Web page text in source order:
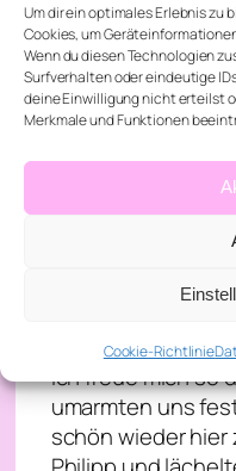
Um dir ein optimales Erlebnis zu
Cookies, um
Wenn du diesen Technologien
Surfverhalten oder eindeutige
deine Einwilligung nicht erteilst
Merkmale und Funktionen
Cookie-Richtlinie
mehr nicht“
so als wäre er
mich?“ Philipp:“
lächelte und nach
endlich an und er
meiner Eltern
Hier bin ich
hoffe doch das
Babyfotos von dir
aus Ich:“ Ich
kam heraus geeilt
ich freue mich so
umarmten uns
schön wieder hier